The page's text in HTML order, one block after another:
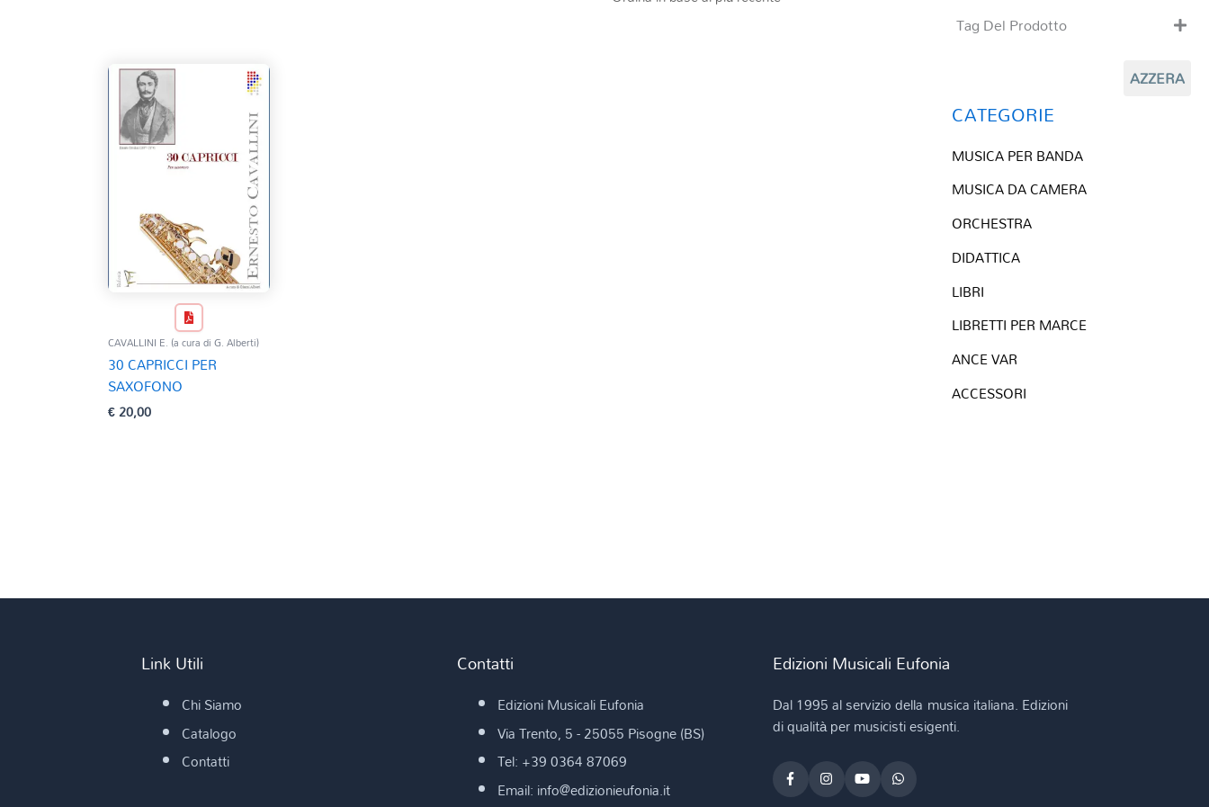
CAVALLINI E. (a cura di G. Alberti)
30 CAPRICCI PER
SAXOFONO
€20,00
Tag Del Prodotto
Composizioni originali
QR base
QR esecuzione
AZZERA
CATEGORIE
MUSICA PER BANDA
MUSICA DA CAMERA
ORCHESTRA
DIDATTICA
LIBRI
LIBRETTI PER MARCE
ANCE VAR
ACCESSORI
Link Utili
Chi Siamo
Catalogo
Contatti
Contatti
Edizioni Musicali Eufonia
Via Trento, 5 - 25055 Pisogne (BS)
Tel: +39 0364 87069
Email: info@edizionieufonia.it
Edizioni Musicali Eufonia
Dal 1995 al servizio della musica italiana. Edizioni
di qualità per musicisti esigenti.